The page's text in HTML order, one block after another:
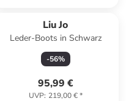
Liu Jo
Leder-Boots in Schwarz
-56%
95,99 €
UVP: 219,00 €*